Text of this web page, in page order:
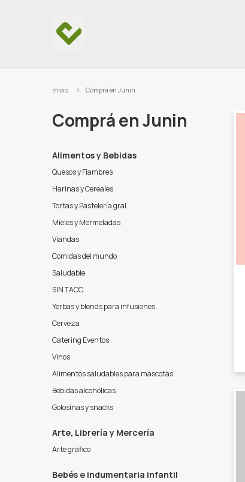
Inicio Comprá en Junin
Comprá en Junin
Alimentos y Bebidas
Quesos y Fiambres
Harinas y Cereales
Tortas y Pastelería gral.
Mieles y Mermeladas
Viandas
Comidas del mundo
Saludable
SIN TACC
Yerbas y blends para infusiones.
Cerveza
Catering Eventos
Vinos
Alimentos saludables para mascotas
Bebidas alcohólicas
Golosinas y snacks
Arte, Librería y Mercería
Arte gráfico
Bebés e indumentaria infantil